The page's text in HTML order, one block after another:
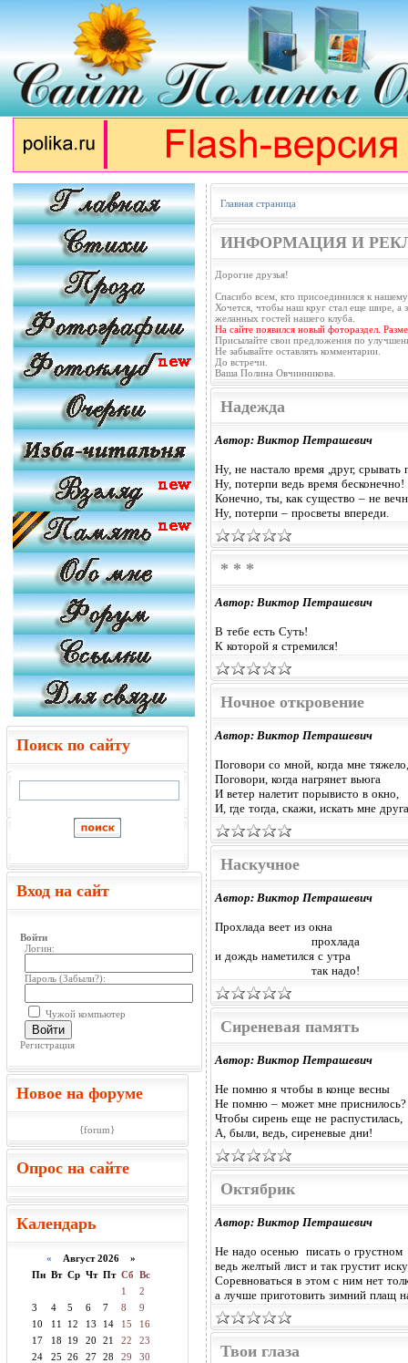
Поиск по сайту
Вход на сайт
Войти
Логин:
Пароль (Забыли?):
Чужой компьютер
Войти
Регистрация
Новое на форуме
{forum}
Опрос на сайте
Календарь
« Август 2026 »
Пн Вт Ср Чт Пт Сб Вс
1
2
3
4 5 6 7 8
9
10
11 12 13 14 15
16
17
18 19 20 21 22
23
24
25 26 27 28 29
30
Главная страница
ИНФОРМАЦИЯ И
Дорогие друзья!
Спасибо всем, кто присоединился к
Хочется, чтобы наш круг стал еще шире, а
желанных гостей нашего клуба.
На сайте появился новый фотораздел.
Присылайте свои предложения по
Не забывайте оставлять комментарии.
До встречи.
Ваша Полина Овчинникова.
Надежда
Автор: Виктор Петрашевич
Ну, не настало время ,друг, срывать
Ну, потерпи ведь время бесконечно!
Конечно, ты, как существо – не
Ну, потерпи – просветы впереди.
* * *
Автор: Виктор Петрашевич
В тебе есть Суть!
К которой я стремился!
Ночное откровение
Автор: Виктор Петрашевич
Поговори со мной, когда мне тяжело,
Поговори, когда нагрянет вьюга
И ветер налетит порывисто в окно,
И, где тогда, скажи, искать мне
Наскучное
Автор: Виктор Петрашевич
Прохлада веет из окна
прохлада
и дождь наметился с утра
так надо!
Сиреневая память
Автор: Виктор Петрашевич
Не помню я чтобы в конце весны
Не помню – может мне приснилось?
Чтобы сирень еще не распустилась,
А, были, ведь, сиреневые дни!
Октябрик
Автор: Виктор Петрашевич
Не надо осенью писать о грустном
ведь желтый лист и так грустит
Соревноваться в этом с ним нет
а лучше приготовить зимний плащ
Твои глаза